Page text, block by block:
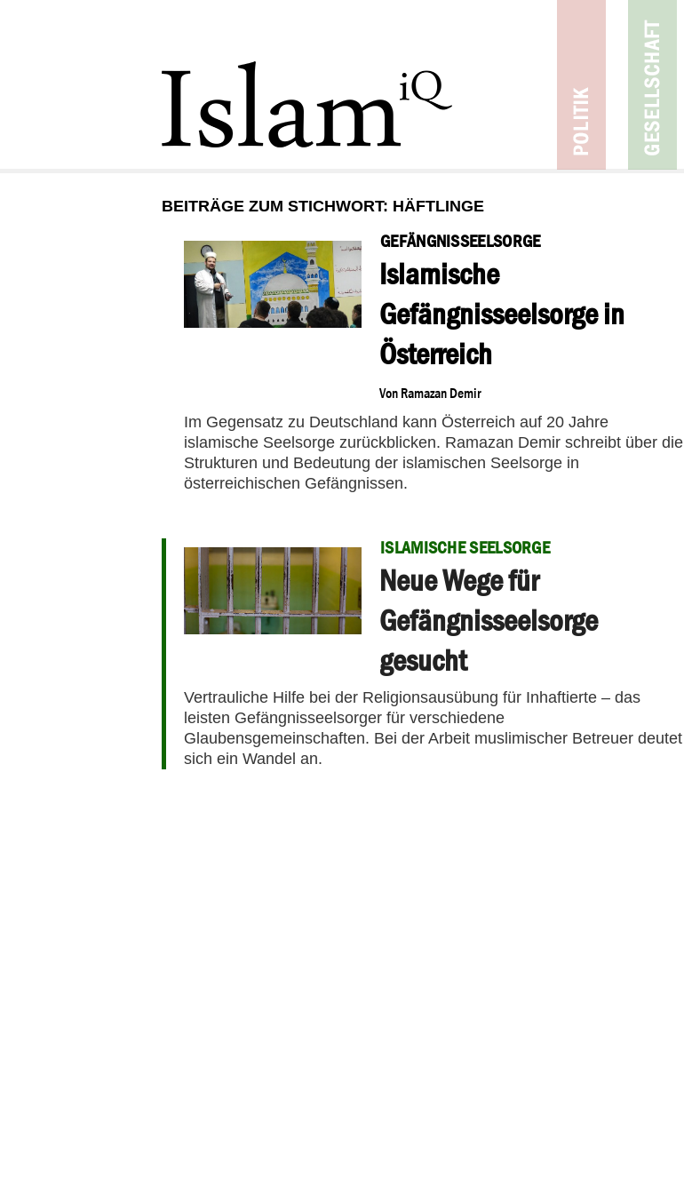
BEITRÄGE ZUM STICHWORT: HÄFTLINGE
GEFÄNGNISSEELSORGE
Islamische
Gefängnisseelsorge in
Österreich
Von Ramazan Demir
Im Gegensatz zu Deutschland kann Österreich auf 20 Jahre
islamische Seelsorge zurückblicken. Ramazan Demir schreibt über die
Strukturen und Bedeutung der islamischen Seelsorge in
österreichischen Gefängnissen.
ISLAMISCHE SEELSORGE
Neue Wege für
Gefängnisseelsorge
gesucht
Vertrauliche Hilfe bei der Religionsausübung für Inhaftierte – das
leisten Gefängnisseelsorger für verschiedene
Glaubensgemeinschaften. Bei der Arbeit muslimischer Betreuer deutet
sich ein Wandel an.